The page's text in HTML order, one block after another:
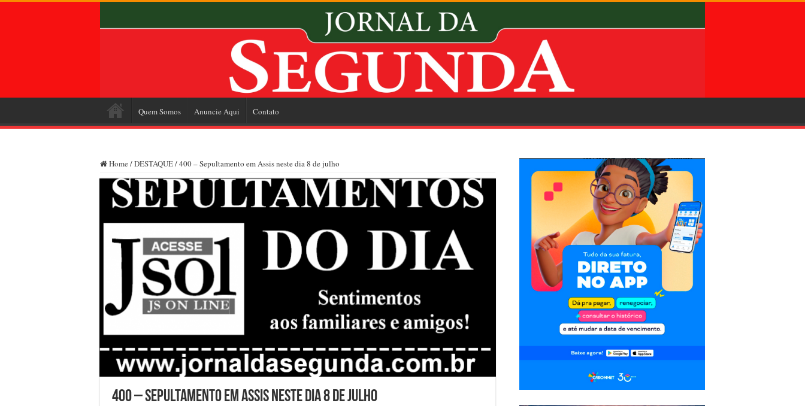
Quem Somos Anuncie Aqui Contato
Home /DESTAQUE/400 – Sepultamento em Assis neste dia 8 de julho
400 – Sepultamento em Assis neste dia 8 de julho